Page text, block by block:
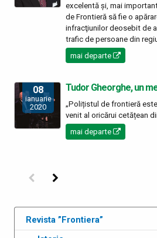
excelentă şi, mai
de Frontieră să fie o
infracţiunilor deosebit de
trafic de persoane din
mai departe
08
ianuarie
2020
Tudor Gheorghe, un
„Polițistul de frontieră
venit al oricărui cetățean
mai departe
Precedenta
Revista ”Frontiera”